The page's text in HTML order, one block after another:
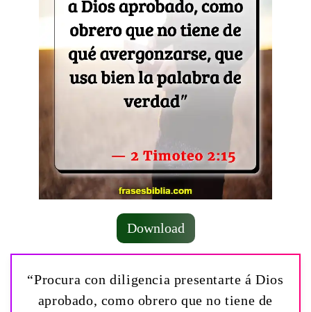
Download
“Procura con diligencia presentarte á Dios
aprobado, como obrero que no tiene de